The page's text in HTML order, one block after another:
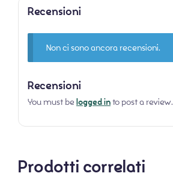
Recensioni
Non ci sono ancora recensioni.
Recensioni
You must be logged into post a review.
Prodotti correlati